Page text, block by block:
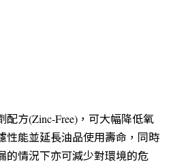
方(Zinc-Free)，可大幅降低氧
性能並延長油品使用壽命，同時
的情況下亦可減少對環境的危